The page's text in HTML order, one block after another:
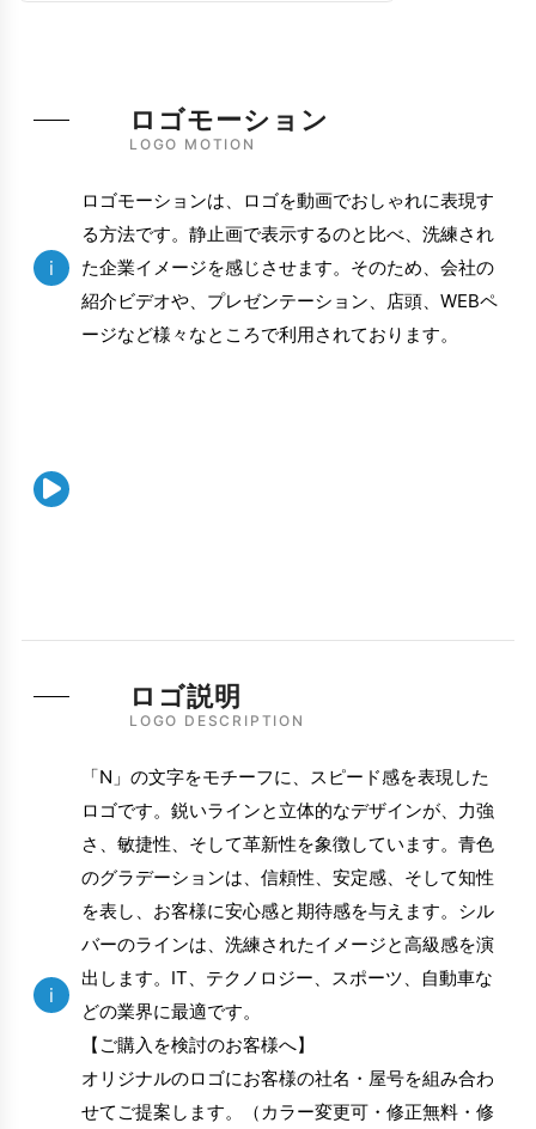
LOGO MOTION
ロゴモーション
i
ロゴモーションは、ロゴを動画でおしゃれに表現す
る方法です。静止画で表示するのと比べ、洗練され
た企業イメージを感じさせます。そのため、会社の
紹介ビデオや、プレゼンテーション、店頭、WEBペ
ージなど様々なところで利用されております。

LOGO DESCRIPTION
ロゴ説明
i
「N」の文字をモチーフに、スピード感を表現した
ロゴです。鋭いラインと立体的なデザインが、力強
さ、敏捷性、そして革新性を象徴しています。青色
のグラデーションは、信頼性、安定感、そして知性
を表し、お客様に安心感と期待感を与えます。シル
バーのラインは、洗練されたイメージと高級感を演
出します。IT、テクノロジー、スポーツ、自動車な
どの業界に最適です。
【ご購入を検討のお客様へ】
オリジナルのロゴにお客様の社名・屋号を組み合わ
せてご提案します。（カラー変更可・修正無料・修